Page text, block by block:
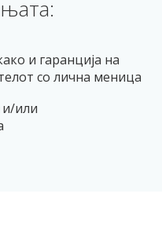
и гаранција на
со лична меница
или